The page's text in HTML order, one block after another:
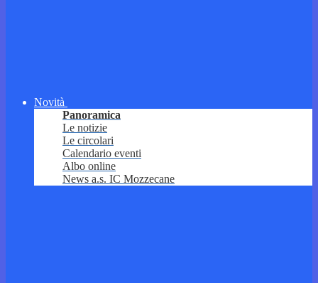
Novità
Panoramica
Le notizie
Le circolari
Calendario eventi
Albo online
News a.s. IC Mozzecane